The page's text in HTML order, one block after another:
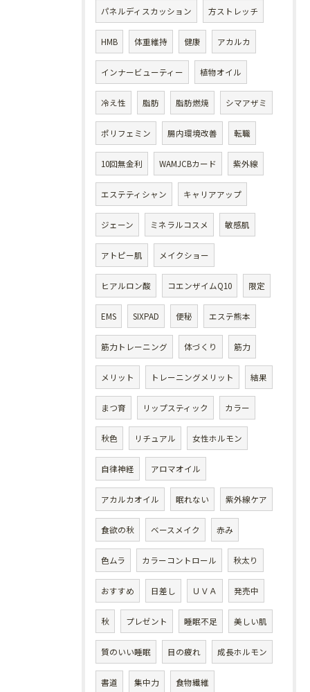
パネルディスカッション 方ストレッチ
HMB 体重維持 健康 アカルカ
インナービューティー 植物オイル
冷え性 脂肪 脂肪燃焼 シマアザミ
ポリフェミン 腸内環境改善 転職
10回無金利 WAMJCBカード 紫外線
エステティシャン キャリアアップ
ジェーン ミネラルコスメ 敏感肌
アトピー肌 メイクショー
ヒアルロン酸 コエンザイムQ10 限定
EMS SIXPAD 便秘 エステ熊本
筋力トレーニング 体づくり 筋力
メリット トレーニングメリット 結果
まつ育 リップスティック カラー
秋色 リチュアル 女性ホルモン
自律神経 アロマオイル
アカルカオイル 眠れない 紫外線ケア
食欲の秋 ベースメイク 赤み
色ムラ カラーコントロール 秋太り
おすすめ 日差し ＵＶＡ 発売中
秋 プレゼント 睡眠不足 美しい肌
質のいい睡眠 目の疲れ 成長ホルモン
書道 集中力 食物繊維